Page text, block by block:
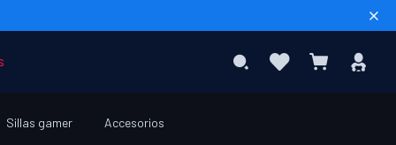
Sillas gamer Accesorios
SearchFavoritosMi cesta